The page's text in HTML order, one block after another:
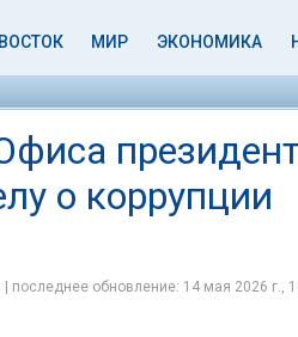
МИР ЭКОНОМИКА
о коррупции
последнее обновление: 14 мая 2026 г.,